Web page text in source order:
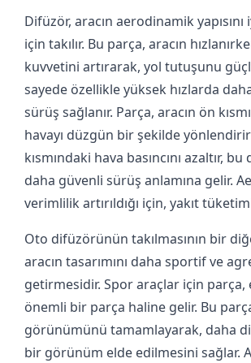
Difüzör, aracın aerodinamik
için takılır. Bu parça, aracın
kuvvetini artırarak, yol tutuşunu
sayede özellikle yüksek hızlarda
sürüş sağlanır. Parça, aracın ön
havayı düzgün bir şekilde
kısmındaki hava basıncını azaltır,
daha güvenli sürüş anlamına gelir.
verimlilik artırıldığı için, yakıt
Oto difüzörünün takılmasının bir
aracın tasarımını daha sportif ve
getirmesidir. Spor araçlar için parça,
önemli bir parça haline gelir. Bu
görünümünü tamamlayarak, daha
bir görünüm elde edilmesini sağlar.